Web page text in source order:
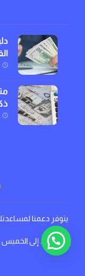
يتوفر دعمنا
من الاحد إلى الخميس